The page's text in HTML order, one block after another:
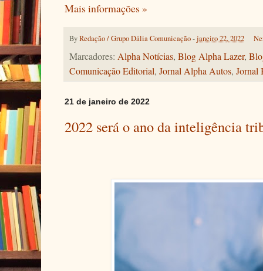
Mais informações »
ByRedação / Grupo Dália Comunicação-janeiro 22, 2022
Marcadores: Alpha Notícias, Blog Alpha Lazer,
Comunicação Editorial, Jornal Alpha Autos, Jornal
21 de janeiro de 2022
2022 será o ano da inteligência